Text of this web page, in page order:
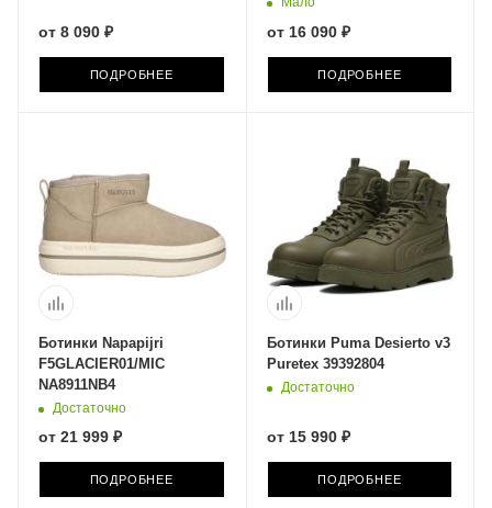
от 8 090 ₽
ПОДРОБНЕЕ
от 16 090 ₽
ПОДРОБНЕЕ
Ботинки Napapijri
F5GLACIER01/MIC
NA8911NB4
Достаточно
от 21 999 ₽
ПОДРОБНЕЕ
Ботинки Puma Desierto v3
Puretex 39392804
Достаточно
от 15 990 ₽
ПОДРОБНЕЕ